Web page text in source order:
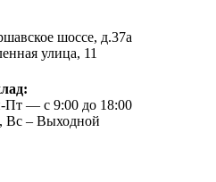
шоссе, д.37а
улица, 11
— с 9:00 до 18:00
Вс – Выходной